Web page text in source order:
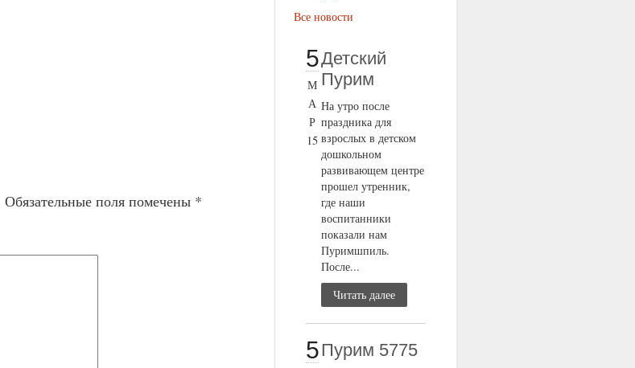
Обязательные поля помечены *
Все новости
5
М
А
Р
15
Детский
Пурим
На утро после
праздника для
взрослых в детском
дошкольном
развивающем центре
прошел утренник,
где наши
воспитанники
показали нам
Пуримшпиль.
После...
Читать далее
5Пурим 5775